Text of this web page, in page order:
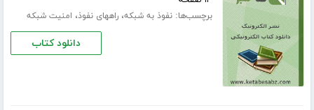
برچسب‌ها:نفوذ به شبکه،راههای نفوذ، امنیت شبکه
دانلود کتاب